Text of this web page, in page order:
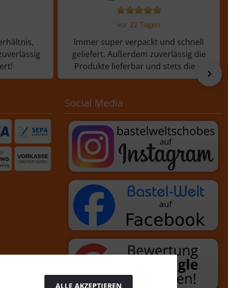
vor 22 Tagen
Immer super verpackt und schnell
geliefert. Außerdem zuverlässig die
Produkte lieferbar und stets die ...
vor
Social Media
ALLE AKZEPTIEREN